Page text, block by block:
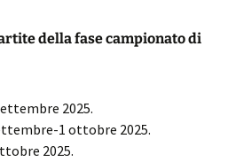
della fase campionato di
2025.
1 ottobre 2025.
2025.